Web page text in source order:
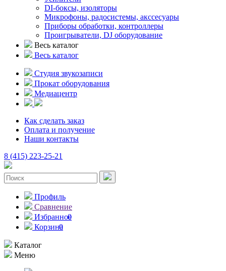
DI-боксы, изоляторы
Микрофоны, радосистемы, акссесуары
Приборы обработки, контроллеры
Проигрыватели, DJ оборудование
Весь каталог
Весь каталог
Студия звукозаписи
Прокат оборудования
Медиацентр
Как сделать заказ
Оплата и получение
Наши контакты
8 (415) 223-25-21
Профиль
Сравнение
Избранное
0
Корзина
0
Каталог
Меню